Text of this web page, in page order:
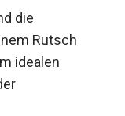
die
Rutsch
idealen